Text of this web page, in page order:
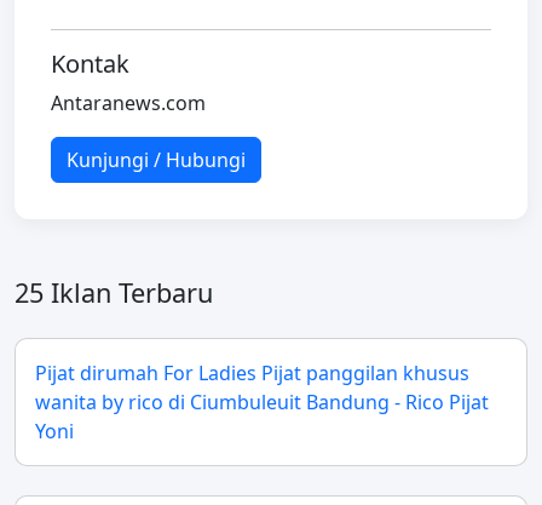
Kontak
Antaranews.com
Kunjungi / Hubungi
25 Iklan Terbaru
Pijat dirumah For Ladies Pijat panggilan khusus
wanita by rico di Ciumbuleuit Bandung - Rico Pijat
Yoni